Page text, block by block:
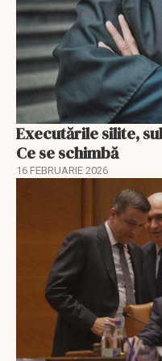
Executările silite,
Ce se schimbă
16 FEBRUARIE 2026